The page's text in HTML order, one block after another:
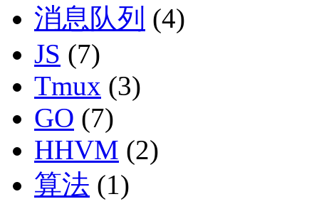
消息队列 (4)
JS (7)
Tmux (3)
GO (7)
HHVM (2)
算法 (1)